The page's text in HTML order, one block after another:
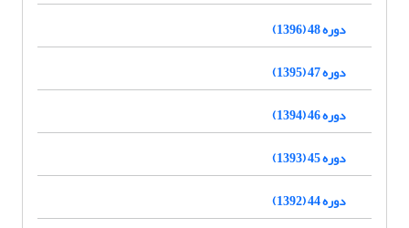
دوره 48 (1396)
دوره 47 (1395)
دوره 46 (1394)
دوره 45 (1393)
دوره 44 (1392)